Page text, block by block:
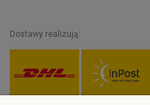
Dostawy realizują: